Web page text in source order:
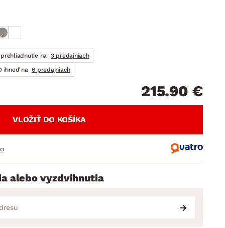
zostavy
prehliadnutie na 3 predajniach
ihneď na 6 predajniach
215.90 €
VLOŽIŤ DO KOŠÍKA
alebo vyzdvihnutia